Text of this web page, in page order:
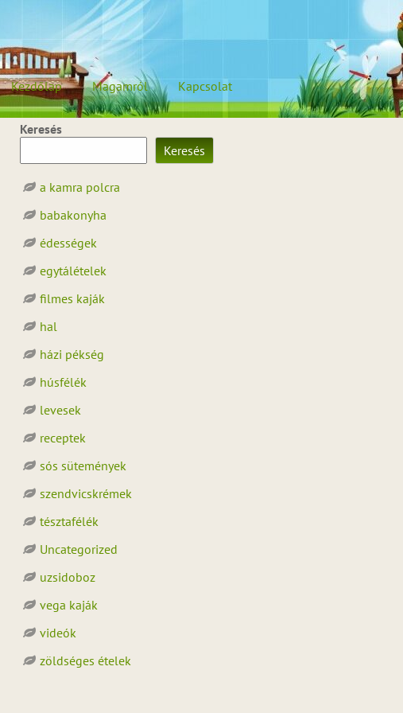
Kezdőlap Magamról Kapcsolat
Keresés
Keresés
a kamra polcra
babakonyha
édességek
egytálételek
filmes kaják
hal
házi pékség
húsfélék
levesek
receptek
sós sütemények
szendvicskrémek
tésztafélék
Uncategorized
uzsidoboz
vega kaják
videók
zöldséges ételek